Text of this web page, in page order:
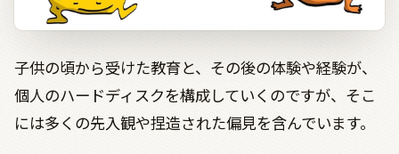
子供の頃から受けた教育と、その後の体験や経験が、
個人のハードディスクを構成していくのですが、そこ
には多くの先入観や捏造された偏見を含んでいます。